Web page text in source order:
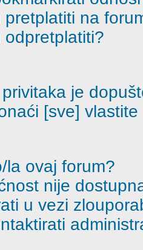
na
odpretplatiti?
je
[sve] vlastite
la ovaj forum?
nije
u vezi